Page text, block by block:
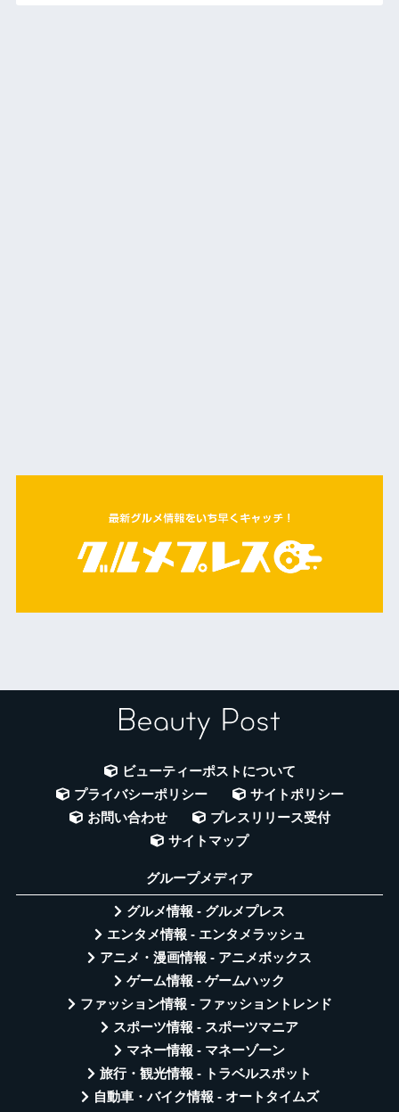
ビューティーポストについて
プライバシーポリシー
サイトポリシー
お問い合わせ
プレスリリース受付
サイトマップ
グループメディア
グルメ情報 - グルメプレス
エンタメ情報 - エンタメラッシュ
アニメ・漫画情報 - アニメボックス
ゲーム情報 - ゲームハック
ファッション情報 - ファッショントレンド
スポーツ情報 - スポーツマニア
マネー情報 - マネーゾーン
旅行・観光情報 - トラベルスポット
自動車・バイク情報 - オートタイムズ